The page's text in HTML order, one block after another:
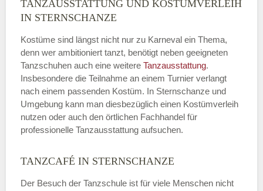
TANZAUSSTATTUNG UND KOSTÜMVERLEIH
IN STERNSCHANZE
Kostüme sind längst nicht nur zu Karneval ein Thema,
denn wer ambitioniert tanzt, benötigt neben geeigneten
Tanzschuhen auch eine weitere Tanzausstattung.
Insbesondere die Teilnahme an einem Turnier verlangt
nach einem passenden Kostüm. In Sternschanze und
Umgebung kann man diesbezüglich einen Kostümverleih
nutzen oder auch den örtlichen Fachhandel für
professionelle Tanzausstattung aufsuchen.
TANZCAFÉ IN STERNSCHANZE
Der Besuch der Tanzschule ist für viele Menschen nicht